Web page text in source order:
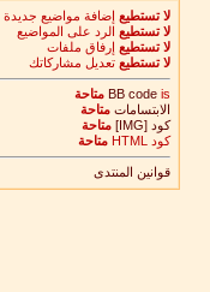
لا تستطيع إضافة مواضيع جديدة
لا تستطيع الرد على المواضيع
لا تستطيع إرفاق ملفات
لا تستطيع تعديل مشاركاتك
BB code is
متاحة
الابتسامات متاحة
كود [IMG]
متاحة
كود HTML
متاحة
قوانين المنتدى